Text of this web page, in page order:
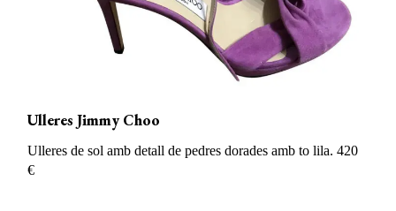
Ulleres Jimmy Choo
Ulleres de sol amb detall de pedres dorades amb to lila. 420
€